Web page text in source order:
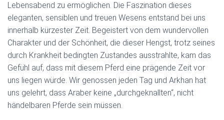
Lebensabend zu ermöglichen. Die Faszination dieses
eleganten, sensiblen und treuen Wesens entstand bei uns
innerhalb kürzester Zeit. Begeistert von dem wundervollen
Charakter und der Schönheit, die dieser Hengst, trotz seines
durch Krankheit bedingten Zustandes ausstrahlte, kam das
Gefühl auf, dass mit diesem Pferd eine prägende Zeit vor
uns liegen würde. Wir genossen jeden Tag und Arkhan hat
uns gelehrt, dass Araber keine „durchgeknallten“, nicht
händelbaren Pferde sein müssen.